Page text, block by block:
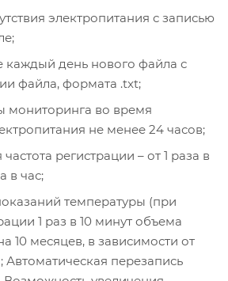
электропитания с записью
день нового файла с
файла, формата .txt;
мониторинга во время
не менее 24 часов;
регистрации – от 1 раза в
в час;
температуры (при
1 раз в 10 минут объема
10 месяцев, в зависимости от
Автоматическая перезапись